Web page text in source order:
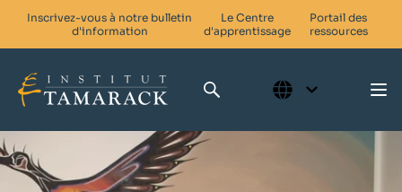
Inscrivez-vous à notre bulletin
d'information
Le Centre
d'apprentissage
Portail des
ressources
Qui nous sommes